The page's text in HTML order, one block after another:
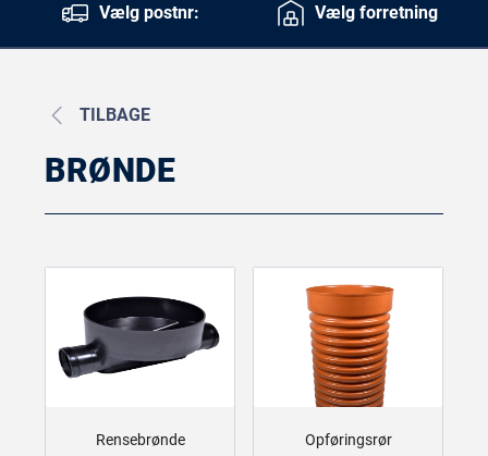
Vælg postnr: Vælg forretning
TILBAGE
BRØNDE
Rensebrønde Opføringsrør